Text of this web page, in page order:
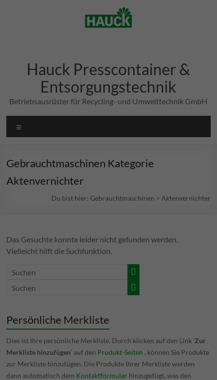
Hauck Presscontainer &
Entsorgungstechnik
Betriebsausrüster für Recycling- und Umwelttechnik GmbH
Gebrauchtmaschinen Kategorie
Aktenvernichter
Du bist hier: Gebrauchtmaschinen > Aktenvernichter
Das Gesuchte konnte leider nicht gefunden werden.
Vielleicht hilft die Suchfunktion.
Persönliche Merkliste
Dies ist Ihre persönliche Merkliste. Durch klicken auf den Link 'Zur
Merkliste hinzufügen' auf den Produkt-Seiten , können Sie Produkte
zur Merkliste hinzufügen. Die Produkte Ihrer Merkliste werden
dann automatisch dem Kontaktformular hinzugefügt, was den